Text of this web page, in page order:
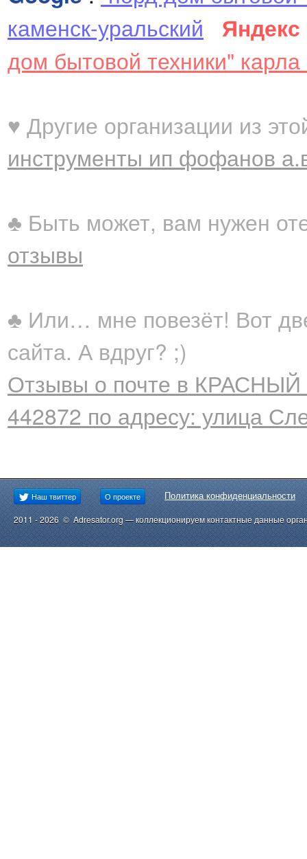
каменск-уральский
Яндекс
дом бытовой техники"
♥ Другие организации из
инструменты ип фофанов
♣ Быть может, вам нужен
отзывы
♣ Или… мне повезёт! Вот
сайта. А вдруг? ;)
Отзывы о почте в
442872 по адресу: улица
Наш твиттер О проекте Политика конфиденциальности
2011 - 2026 © Adresator.org — коллекционируем контактные данные